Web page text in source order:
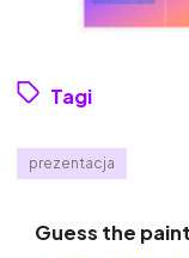
Tagi
prezentacja
Guess the